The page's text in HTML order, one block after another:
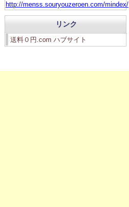
http://menss.souryouzeroen.com/mindex/
リンク
送料０円.com ハブサイト